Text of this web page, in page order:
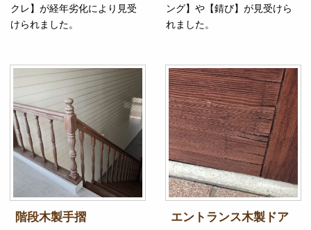
クレ】が経年劣化により見受
けられました。
ング】や【錆び】が見受けら
れました。
階段木製手摺 エントランス木製ドア